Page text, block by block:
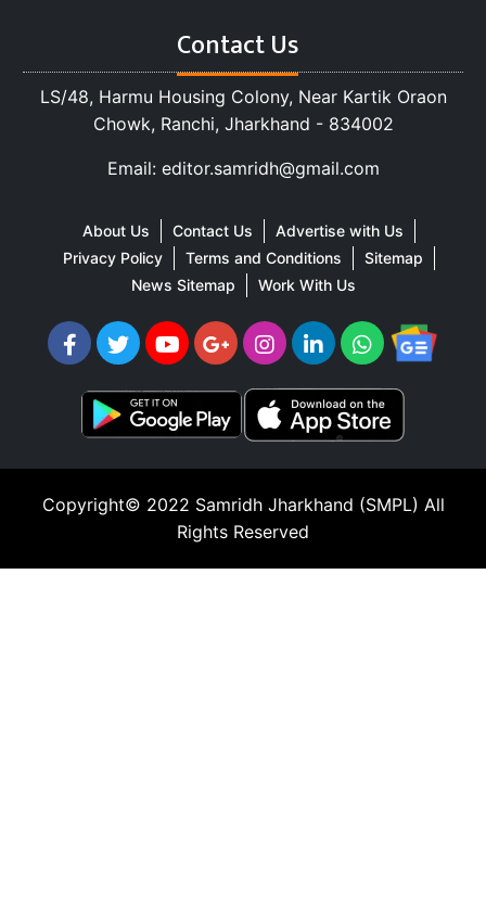
Contact Us
LS/48, Harmu Housing Colony, Near Kartik Oraon
Chowk, Ranchi, Jharkhand - 834002
Email: editor.samridh@gmail.com
About Us Contact Us
Advertise with Us
Privacy Policy
Terms and Conditions
Sitemap
News Sitemap
Work With Us
Copyright© 2022 Samridh Jharkhand (SMPL) All
Rights Reserved